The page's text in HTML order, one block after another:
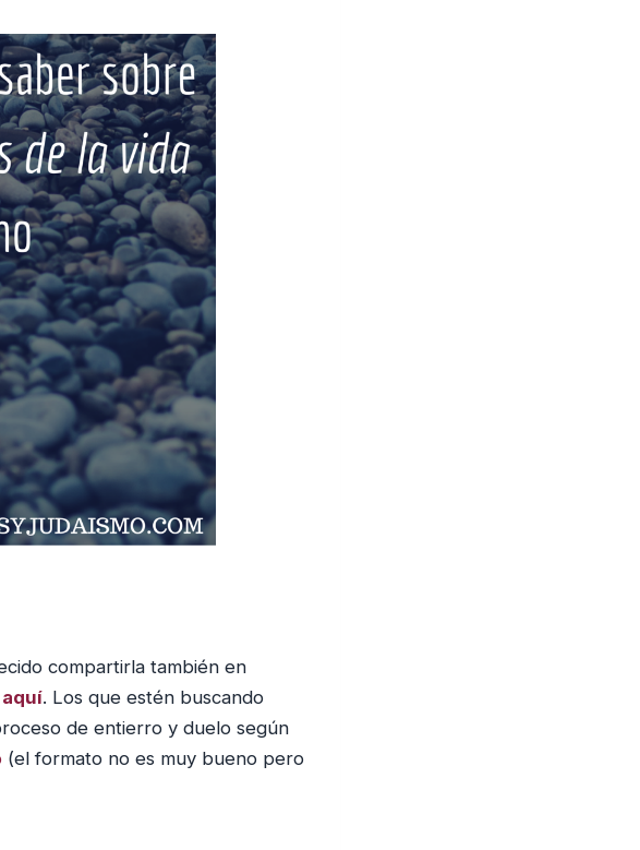
compartirla también en
aquí. Los que estén buscando
de entierro y duelo según
(el formato no es muy bueno pero